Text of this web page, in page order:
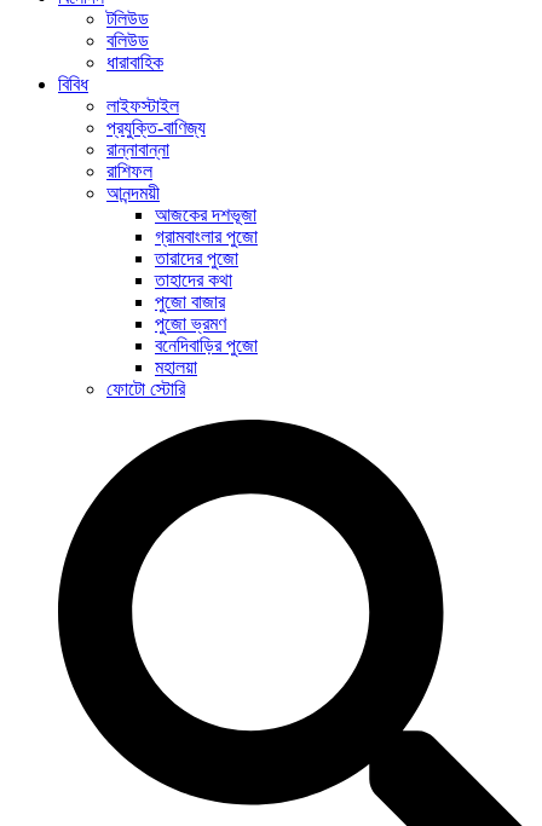
টলিউড
বলিউড
ধারাবাহিক
বিবিধ
লাইফস্টাইল
প্রযুক্তি-বাণিজ্য
রান্নাবান্না
রাশিফল
আনন্দময়ী
আজকের দশভূজা
গ্রামবাংলার পুজো
তারাদের পুজো
তাহাদের কথা
পুজো বাজার
পুজো ভ্রমণ
বনেদিবাড়ির পুজো
মহালয়া
ফোটো স্টোরি